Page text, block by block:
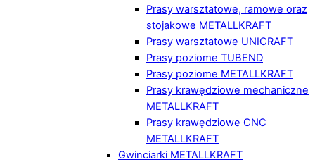
Prasy warsztatowe, ramowe oraz
stojakowe METALLKRAFT
Prasy warsztatowe UNICRAFT
Prasy poziome TUBEND
Prasy poziome METALLKRAFT
Prasy krawędziowe mechaniczne
METALLKRAFT
Prasy krawędziowe CNC
METALLKRAFT
Gwinciarki METALLKRAFT